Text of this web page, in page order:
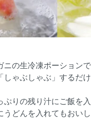
の生冷凍ポーション
ゃぶしゃぶ」するだ
りの残り汁にご飯を
どんを入れてもおいし